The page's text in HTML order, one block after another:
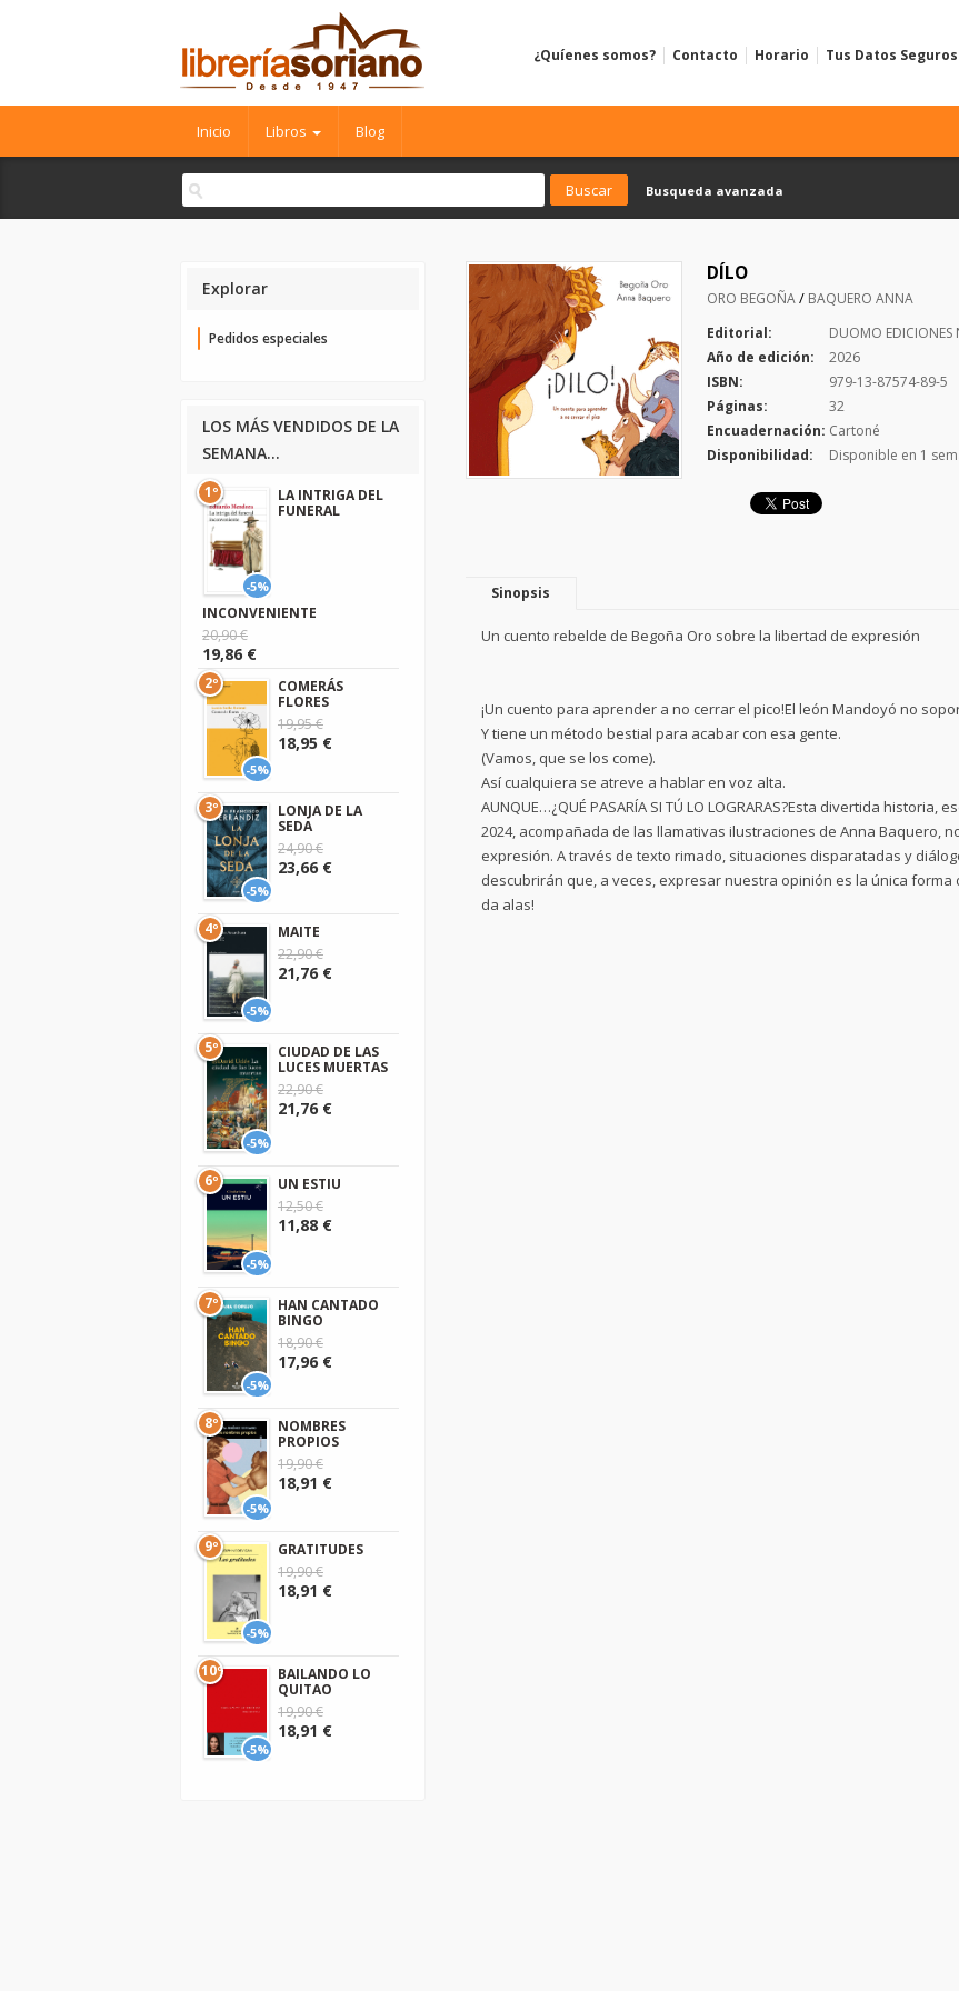
¿Quíenes somos? Contacto Horario Tus Datos Seguros
Inicio Libros Blog
Busqueda avanzada
DÍLO
ORO BEGOÑA/ BAQUERO ANNA
Editorial:
DUOMO EDICIONES
Año de edición:
2026
ISBN:
979-13-87574-89-5
Páginas:
32
Encuadernación: Cartoné
Disponibilidad:
Disponible en 1
Sinopsis
Un cuento rebelde de Begoña Oro sobre la libertad de expresión
¡Un cuento para aprender a no cerrar el pico!El león Mandoyó no
Y tiene un método bestial para acabar con esa gente.
(Vamos, que se los come).
Así cualquiera se atreve a hablar en voz alta.
AUNQUE…¿QUÉ PASARÍA SI TÚ LO LOGRARAS?Esta divertida
2024, acompañada de las llamativas ilustraciones de Anna Baquero,
expresión. A través de texto rimado, situaciones disparatadas y
descubrirán que, a veces, expresar nuestra opinión es la única forma
da alas!
Explorar
Pedidos especiales
LOS MÁS VENDIDOS DE LA
SEMANA...
-5%
1º
LA INTRIGA DEL
FUNERAL
INCONVENIENTE
20,90 €
19,86 €
-5%
2º
COMERÁS
FLORES
19,95 €
18,95 €
-5%
3º
LONJA DE LA
SEDA
24,90 €
23,66 €
-5%
4º
MAITE
22,90 €
21,76 €
-5%
5º
CIUDAD DE LAS
LUCES MUERTAS
22,90 €
21,76 €
-5%
6º
UN ESTIU
12,50 €
11,88 €
-5%
7º
HAN CANTADO
BINGO
18,90 €
17,96 €
-5%
8º
NOMBRES
PROPIOS
19,90 €
18,91 €
-5%
9º
GRATITUDES
19,90 €
18,91 €
-5%
10º
BAILANDO LO
QUITAO
19,90 €
18,91 €